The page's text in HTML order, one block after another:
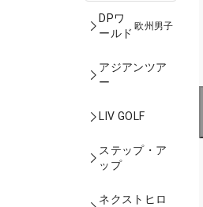
DPワ
ールド
欧州男子
アジアンツア
ー
LIV GOLF
ステップ・ア
ップ
ネクストヒロ